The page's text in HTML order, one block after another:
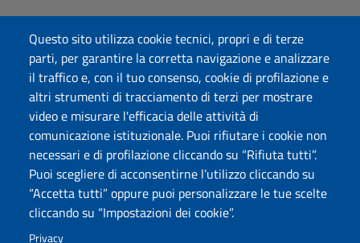
Questo sito utilizza cookie tecnici, propri e di terze
parti, per garantire la corretta navigazione e analizzare
il traffico e, con il tuo consenso, cookie di profilazione e
altri strumenti di tracciamento di terzi per mostrare
video e misurare l'efficacia delle attività di
comunicazione istituzionale. Puoi rifiutare i cookie non
necessari e di profilazione cliccando su “Rifiuta tutti”.
Puoi scegliere di acconsentirne l’utilizzo cliccando su
“Accetta tutti” oppure puoi personalizzare le tue scelte
cliccando su “Impostazioni dei cookie”.
Privacy
Università degli Studi di Sassari
Dipartimento di Storia, Scienze dell’Uomo e
della Formazione
Via Maurizio Zanfarino 62, 07100 Sassari
Bandi
Dichiarazione di accessibilità
Posta elettronica @uniss.it
Protocollo
Seguici su